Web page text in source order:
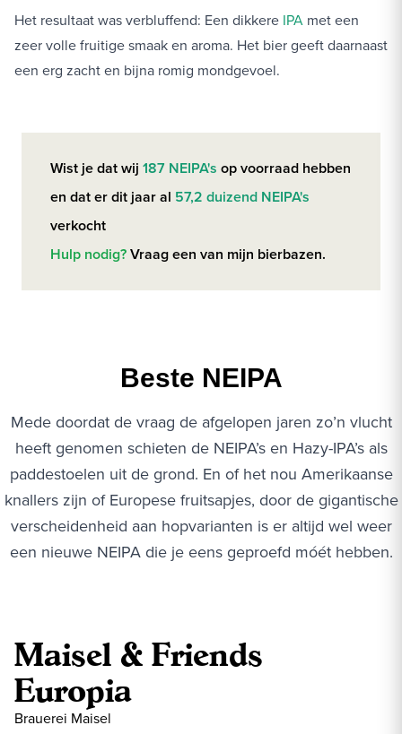
Het resultaat was verbluffend: Een dikkere IPA met een
zeer volle fruitige smaak en aroma. Het bier geeft daarnaast
een erg zacht en bijna romig mondgevoel.
Wist je dat wij 187 NEIPA's op voorraad hebben
en dat er dit jaar al 57,2 duizend NEIPA's
verkocht
Hulp nodig?Vraag een van mijn bierbazen.
Beste NEIPA
Mede doordat de vraag de afgelopen jaren zo’n vlucht
heeft genomen schieten de NEIPA’s en Hazy-IPA’s als
paddestoelen uit de grond. En of het nou Amerikaanse
knallers zijn of Europese fruitsapjes, door de gigantische
verscheidenheid aan hopvarianten is er altijd wel weer
een nieuwe NEIPA die je eens geproefd móét hebben.
Maisel & Friends
Europia
Brauerei Maisel